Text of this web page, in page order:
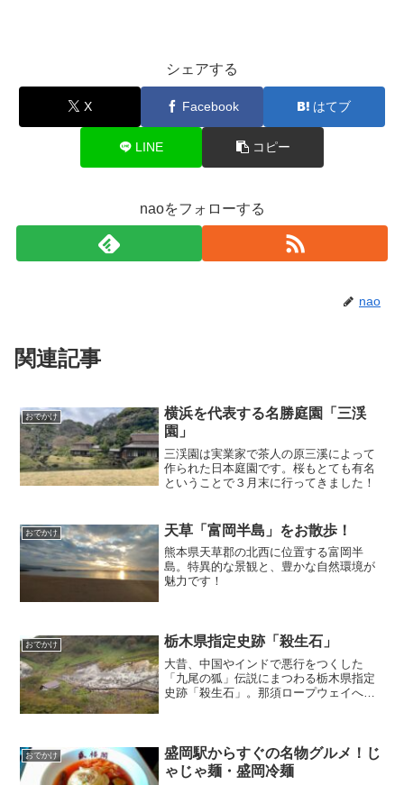
シェアする
X Facebook はてブ
LINE コピー
naoをフォローする
nao
関連記事
おでかけ
横浜を代表する名勝庭園「三渓
園」
三渓園は実業家で茶人の原三溪によって
作られた日本庭園です。桜もとても有名
ということで３月末に行ってきました！
おでかけ 天草「富岡半島」をお散歩！
熊本県天草郡の北西に位置する富岡半
島。特異的な景観と、豊かな自然環境が
魅力です！
おでかけ 栃木県指定史跡「殺生石」
大昔、中国やインドで悪行をつくした
「九尾の狐」伝説にまつわる栃木県指定
史跡「殺生石」。那須ロープウェイへ行
おでかけ
盛岡駅からすぐの名物グルメ！じ
ゃじゃ麺・盛岡冷麺